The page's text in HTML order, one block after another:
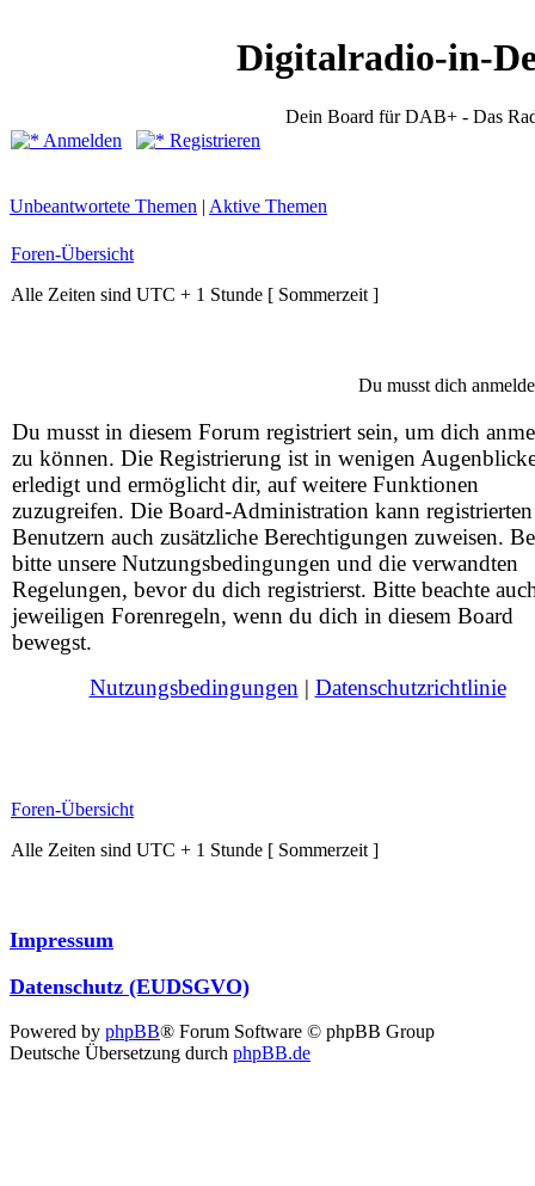
Digitalradio-in-
Dein Board für DAB+ - Das
Anmelden
Registrieren
Unbeantwortete Themen | Aktive Themen
Foren-Übersicht
Alle Zeiten sind UTC + 1 Stunde [ Sommerzeit ]
Du musst dich
Du musst in diesem Forum registriert sein, um dich
zu können. Die Registrierung ist in wenigen
erledigt und ermöglicht dir, auf weitere Funktionen
zuzugreifen. Die Board-Administration kann registrierten
Benutzern auch zusätzliche Berechtigungen zuweisen.
bitte unsere Nutzungsbedingungen und die verwandten
Regelungen, bevor du dich registrierst. Bitte beachte
jeweiligen Forenregeln, wenn du dich in diesem Board
bewegst.
Nutzungsbedingungen | Datenschutzrichtlinie
Foren-Übersicht
Alle Zeiten sind UTC + 1 Stunde [ Sommerzeit ]
Impressum
Datenschutz (EUDSGVO)
Powered by phpBB® Forum Software © phpBB Group
Deutsche Übersetzung durch phpBB.de